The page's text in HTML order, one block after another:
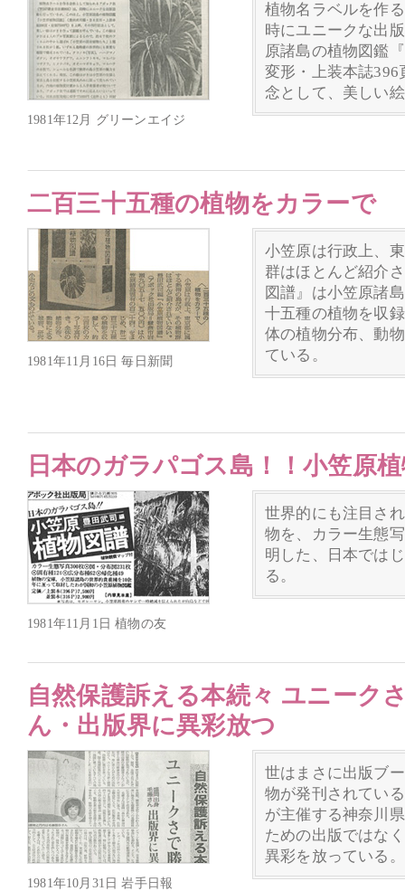
1981年12月 グリーンエイジ
植物名ラベルを作
時にユニークな出
原諸島の植物図鑑
変形・上装本誌396
念として、美しい
二百三十五種の植物をカラーで
1981年11月16日 毎日新聞
小笠原は行政上、
群はほとんど紹介
図譜』は小笠原諸
十五種の植物を収
体の植物分布、動
ている。
日本のガラパゴス島！！小笠原
1981年11月1日 植物の友
世界的にも注目さ
物を、カラー生態
明した、日本では
る。
自然保護訴える本続々 ユニーク
ん・出版界に異彩放つ
1981年10月31日 岩手日報
世はまさに出版ブ
物が発刊されてい
が主催する神奈川
ための出版ではな
異彩を放っている。